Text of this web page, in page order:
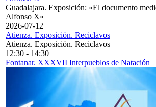
Guadalajara. Exposición: «El documento
Alfonso X»
2026-07-12
Atienza. Exposición. Reciclavos
Atienza. Exposición. Reciclavos
12:30 - 14:30
Fontanar. XXXVII Interpueblos de Natación